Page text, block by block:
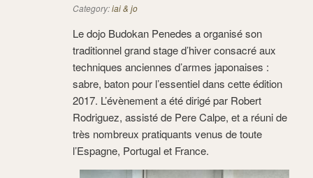
Category:iai & jo
Le dojo Budokan Penedes a organisé son
traditionnel grand stage d’hiver consacré aux
techniques anciennes d’armes japonaises :
sabre, baton pour l’essentiel dans cette édition
2017. L’évènement a été dirigé par Robert
Rodriguez, assisté de Pere Calpe, et a réuni de
très nombreux pratiquants venus de toute
l’Espagne, Portugal et France.